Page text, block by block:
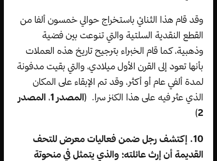
وقد قام هذا الثنائي باستخراج حوالي خمسون ألفا من
القطع النقدية السلتية والتي تنوعت بين فضية
وذهبية، كما قام الخبراء بترجيح تاريخ هذه العملات
بأنها تعود إلى القرن الأول ميلادي، والتي بقيت مدفونة
لمدة ألفي عام أو أكثر، وقد تم الإبقاء على المكان
الذي عثر فيه على هذا الكنز سرا. (المصدر 1 ، المصدر
2
)
10. إكتشف رجل ضمن فعاليات معرض للتحف
القديمة أن إرث عائلته؛ والذي يتمثل في منحوتة